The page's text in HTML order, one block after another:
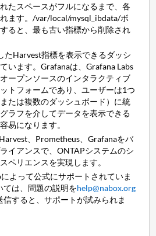
たスペースがフルになるまで、各
ます。/var/local/mysql_ibdata/ボ
ると、最も古い指標から削除され
たHarvest指標を表示できるダッシ
います。Grafanaは、Grafana Labs
ープンソースのインタラクティブ
トフォームであり、ユーザーは1つ
たは複数のダッシュボード）に統
ラフを介してデータを表示できる
易になります。
、Prometheus、Grafanaをバ
イアンスで、ONTAPシステムのシ
ペリエンスを実現します。
よって公式にサポートされていま
ては、問題の説明をhelp@nabox.org
信すると、サポートが試みられま